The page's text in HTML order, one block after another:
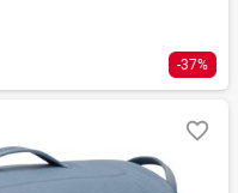
-37%